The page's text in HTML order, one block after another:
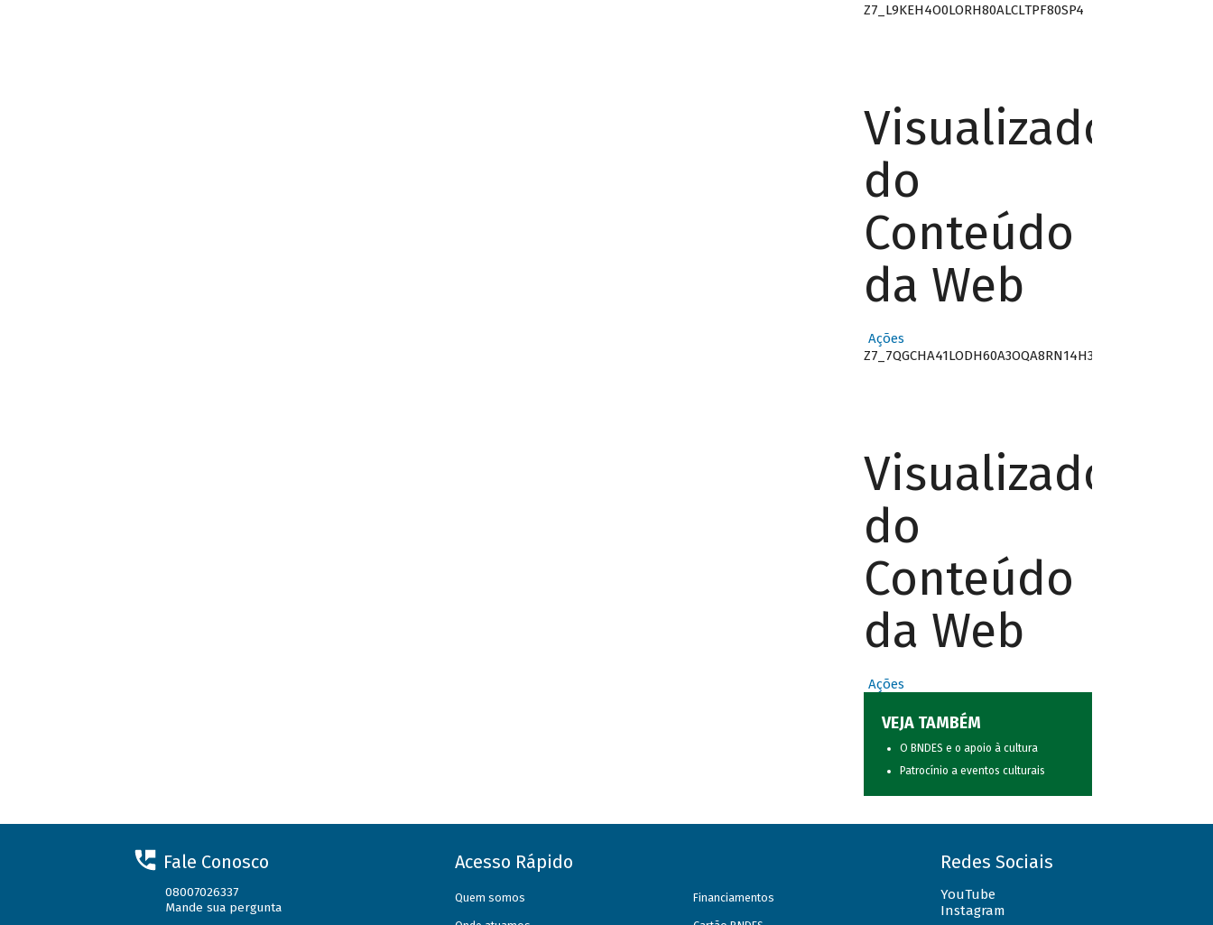
Z7_L9KEH4O0LORH80ALCLTPF80SP4
Visualizador
do
Conteúdo
da Web
Ações
Z7_7QGCHA41LODH60A3OQA8RN14H3
Visualizador
do
Conteúdo
da Web
Ações
VEJA TAMBÉM
O BNDES e o apoio à cultura
Patrocínio a eventos culturais
Fale Conosco
08007026337
Mande sua pergunta
Acesso Rápido
Quem somos Financiamentos
Redes Sociais
YouTube
Instagram